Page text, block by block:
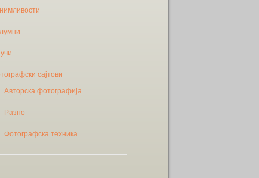
сајтови
Авторска фотографија
Разно
Фотографска техника